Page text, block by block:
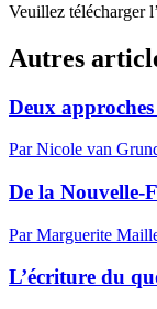
Veuillez télécharger
Autres
Deux
Par Nicole van
De la Nouvelle-
Par Marguerite
L’écriture du